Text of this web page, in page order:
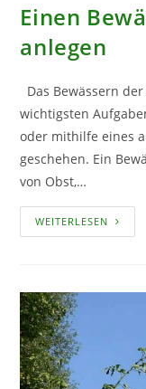
Einen
anlegen
Das Bewässern
wichtigsten
oder mithilfe eines
geschehen. Ein
von Obst,…
WEITERLESEN EINEN